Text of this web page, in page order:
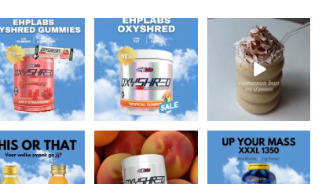
bei Holy Supps 🍬
⚡
Die OxyShred
von...
3
Mit wenig Fett und
150 mg Koffein pro
Portion! ⚡...
0 2
Nahrhaft, reich an
Proteinen und perfekt
für...
2 0
& Guarana für
Energiekick
oder...
Küss meinen Pfirsich
und verbrenne das
Fett! 🍑🔥 ...
Up Your Mass XXXL
1350 = Protein +
BCAAs für...